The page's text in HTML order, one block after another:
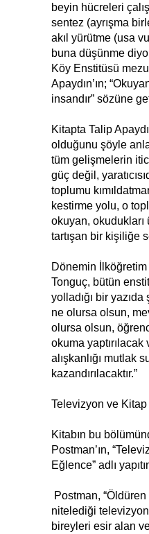
beyin hücreleri
sentez (ayrışma
akıl yürütme (usa
buna düşünme
Köy Enstitüsü
Apaydın’ın;
insandır” sözüne
Kitapta Talip
olduğunu şöyle
tüm gelişmelerin
güç değil,
toplumu
kestirme yolu, o
okuyan,
tartışan bir kişiliğe
Dönemin
Tonguç, bütün
yolladığı bir
ne olursa olsun,
olursa olsun,
okuma
alışkanlığı mutlak
kazandırılacaktır.”
Televizyon ve Kitap
Kitabın bu
Postman’ın,
Eğlence” adlı
Postman,
nitelediği
bireyleri esir alan